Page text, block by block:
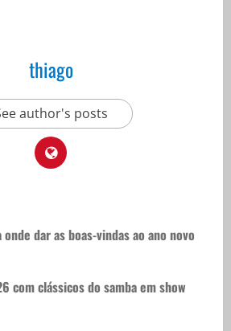
thiago
author's posts
dar as boas-vindas ao ano novo
com clássicos do samba em show